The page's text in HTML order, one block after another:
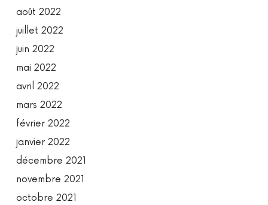
août 2022
juillet 2022
juin 2022
mai 2022
avril 2022
mars 2022
février 2022
janvier 2022
décembre 2021
novembre 2021
octobre 2021